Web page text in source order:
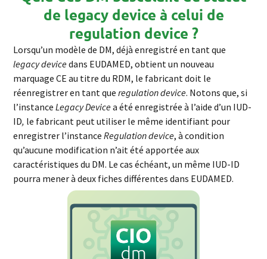
de legacy device à celui de
regulation device ?
Lorsqu’un modèle de DM, déjà enregistré en tant que
legacy devicedans EUDAMED, obtient un nouveau
marquage CE au titre du RDM, le fabricant doit le
réenregistrer en tant queregulation device. Notons que, si
l’instanceLegacy Devicea été enregistrée à l’aide d’un IUD-
ID, le fabricant peut utiliser le même identifiant pour
enregistrer l’instanceRegulation device, à condition
qu’aucune modification n’ait été apportée aux
caractéristiques du DM. Le cas échéant, un même IUD-ID
pourra mener à deux fiches différentes dans EUDAMED.